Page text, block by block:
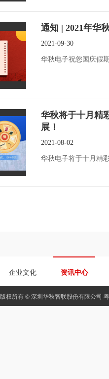
通知 | 2021年华
2021-09-30
华秋电子祝您国庆假
华秋将于十月精
展！
2021-08-02
华秋电子将于十月精
企业文化 资讯中心
版权所有 © 深圳华秋智联股份有限公司